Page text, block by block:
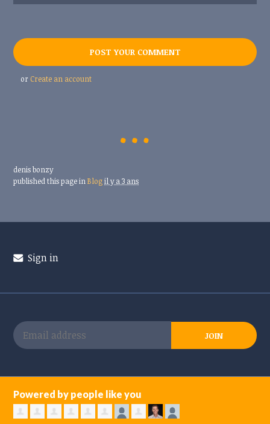
or Create an account
denis bonzy
published this page inBlog il y a 3 ans
Sign in
Powered by people like you